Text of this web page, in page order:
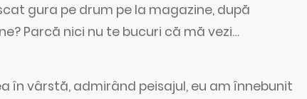
gura pe drum pe la magazine, după
Parcă nici nu te bucuri că mă vezi…
în vârstă, admirând peisajul, eu am înnebunit